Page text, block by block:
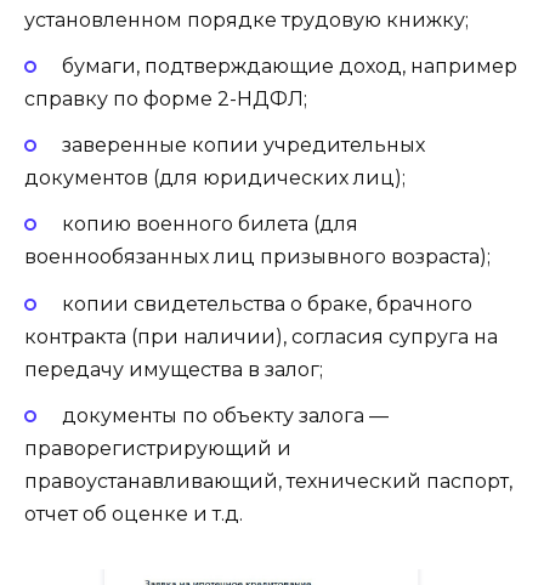
установленном порядке трудовую книжку;
бумаги, подтверждающие доход, например
справку по форме 2-НДФЛ;
заверенные копии учредительных
документов (для юридических лиц);
копию военного билета (для
военнообязанных лиц призывного возраста);
копии свидетельства о браке, брачного
контракта (при наличии), согласия супруга на
передачу имущества в залог;
документы по объекту залога —
праворегистрирующий и
правоустанавливающий, технический паспорт,
отчет об оценке и т.д.